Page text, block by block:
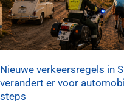
Nieuwe verkeersregels in
verandert er voor
steps